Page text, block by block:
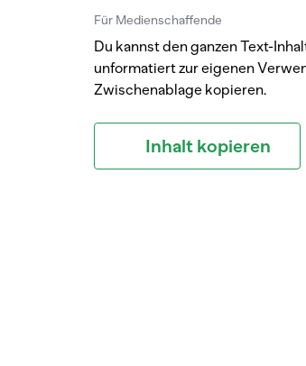
Für Medienschaffende
Du kannst den ganzen Text-
unformatiert zur eigenen
Zwischenablage kopieren.
Inhalt kopieren